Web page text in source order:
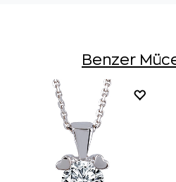
Benzer